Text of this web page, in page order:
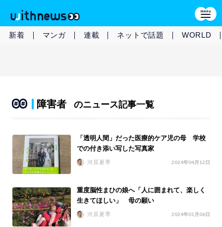
新着 マンガ 連載 ネットで話題 WORLD
障害者 のニュース記事一覧
「透明人間」だった医療的ケア児の母 学校
での付き添い写した写真家
河原夏季 2024年04月12日
重度脳性まひの娘へ「人に囲まれて、楽しく
生きてほしい」 母の願い
河原夏季 2024年01月06日